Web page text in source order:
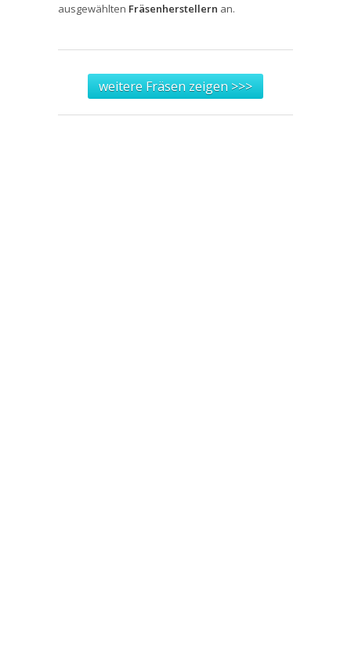
ausgewählten Fräsenherstellern an.
weitere Fräsen zeigen >>>